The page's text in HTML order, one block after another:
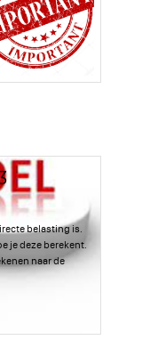
belasting is.
je deze berekent.
naar de